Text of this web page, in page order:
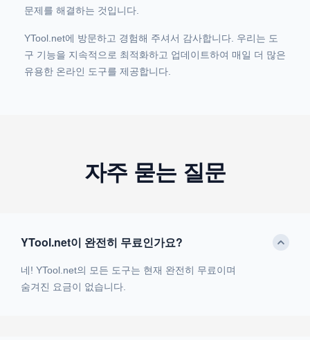
문제를 해결하는 것입니다.
YTool.net에 방문하고 경험해 주셔서 감사합니다. 우리는 도
구 기능을 지속적으로 최적화하고 업데이트하여 매일 더 많은
유용한 온라인 도구를 제공합니다.
자주 묻는 질문
YTool.net이 완전히 무료인가요?
네! YTool.net의 모든 도구는 현재 완전히 무료이며
숨겨진 요금이 없습니다.